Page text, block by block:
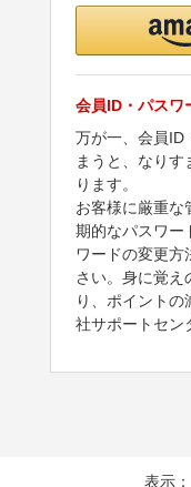
会員ID・パスワ
万が一、会員ID
まうと、なり
ります。
お客様に厳重な
期的なパスワー
ワードの変更方
さい。身に覚え
り、ポイント
社サポートセン
表示